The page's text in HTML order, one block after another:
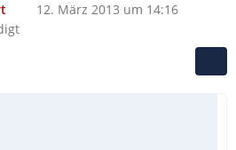
12. März 2013 um 14:16